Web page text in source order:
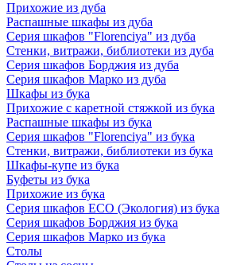
Прихожие из дуба
Распашные шкафы из дуба
Серия шкафов "Florenciya" из дуба
Стенки, витражи, библиотеки из дуба
Серия шкафов Борджия из дуба
Серия шкафов Марко из дуба
Шкафы из бука
Прихожие с каретной стяжкой из бука
Распашные шкафы из бука
Серия шкафов "Florenciya" из бука
Стенки, витражи, библиотеки из бука
Шкафы-купе из бука
Буфеты из бука
Прихожие из бука
Серия шкафов ECO (Экология) из бука
Серия шкафов Борджия из бука
Серия шкафов Марко из бука
Столы